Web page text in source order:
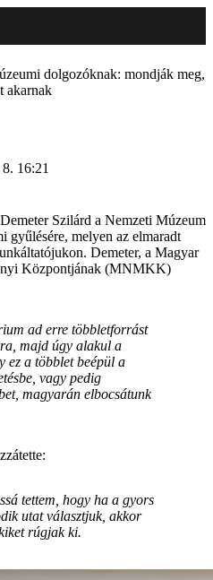
dolgozóknak: mondják meg,
akarnak
16:21
Szilárd a Nemzeti Múzeum
gyűlésére, melyen az elmaradt
Demeter, a Magyar
Központjának (MNMKK)
ad erre többletforrást
majd úgy alakul a
ez a többlet beépül a
vagy pedig
magyarán elbocsátunk
tettem, hogy ha a gyors
utat választjuk, akkor
rúgjak ki.